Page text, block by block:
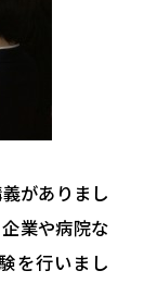
がありまし
業や病院な
を行いまし